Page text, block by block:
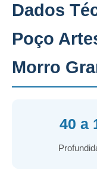
Dados
Poço
Morro
40 a